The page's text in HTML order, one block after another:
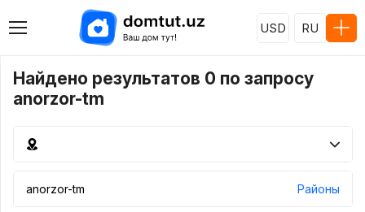
USD RU
Найдено результатов 0 по запросу
anorzor-tm
Районы